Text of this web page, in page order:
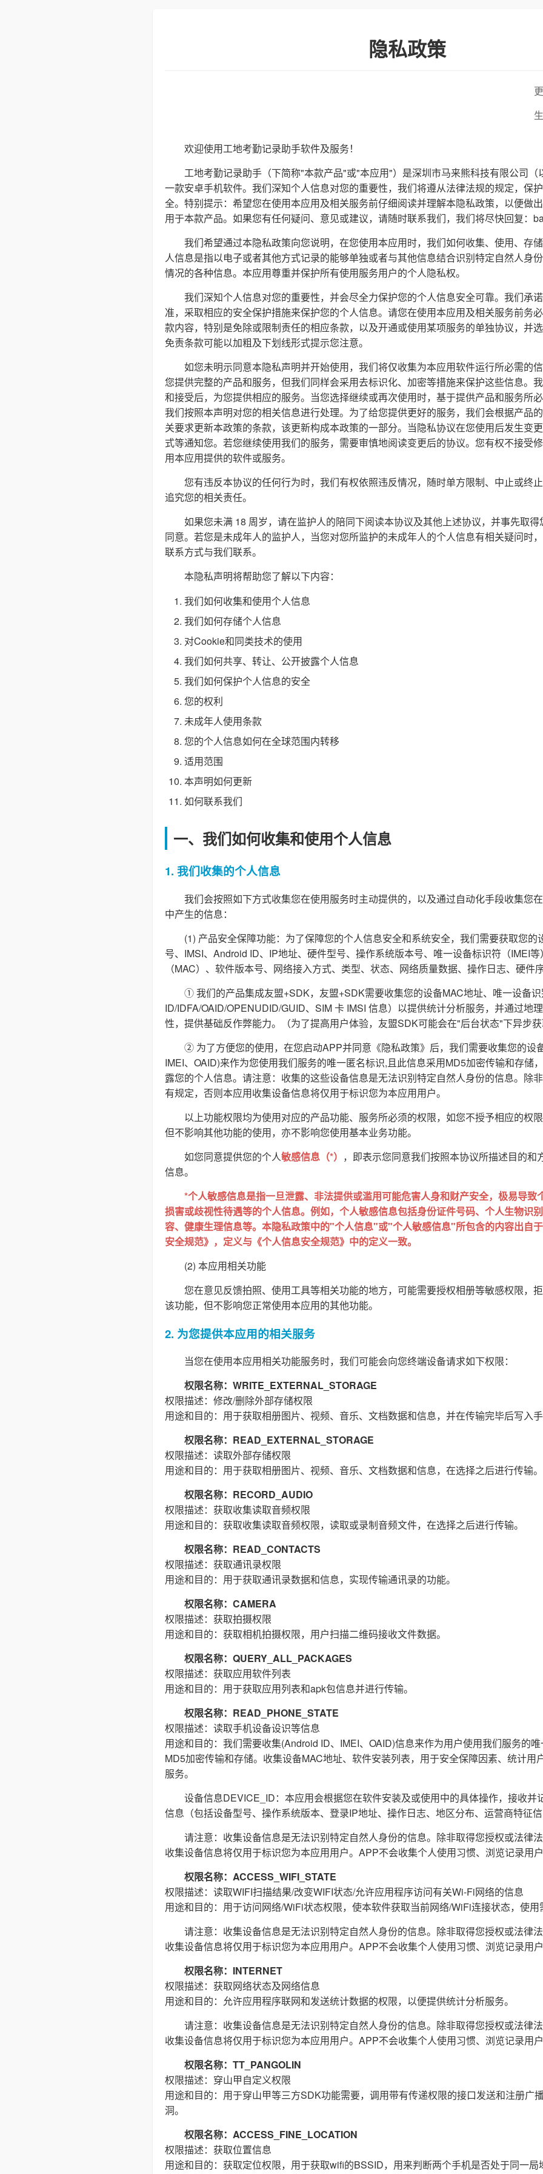
隐私政策
欢迎使用工地考勤记录助手软件及服务！
工地考勤记录助手（下简称"本款产品"或"本应用"）是深圳市马来熊科技有限公司
一款安卓手机软件。我们深知个人信息对您的重要性，我们将遵从法律法规的规定，保
全。特别提示：希望您在使用本应用及相关服务前仔细阅读并理解本隐私政策，以便做
用于本款产品。如果您有任何疑问、意见或建议，请随时联系我们，我们将尽快回复：
我们希望通过本隐私政策向您说明，在您使用本应用时，我们如何收集、使用、存
人信息是指以电子或者其他方式记录的能够单独或者与其他信息结合识别特定自然人身
情况的各种信息。本应用尊重并保护所有使用服务用户的个人隐私权。
我们深知个人信息对您的重要性，并会尽全力保护您的个人信息安全可靠。我们承
准，采取相应的安全保护措施来保护您的个人信息。请您在使用本应用及相关服务前务
款内容，特别是免除或限制责任的相应条款，以及开通或使用某项服务的单独协议，并
免责条款可能以加粗及下划线形式提示您注意。
如您未明示同意本隐私声明并开始使用，我们将仅收集为本应用软件运行所必需的
您提供完整的产品和服务，但我们同样会采用去标识化、加密等措施来保护这些信息。
和接受后，为您提供相应的服务。当您选择继续或再次使用时，基于提供产品和服务所
我们按照本声明对您的相关信息进行处理。为了给您提供更好的服务，我们会根据产品
关要求更新本政策的条款，该更新构成本政策的一部分。当隐私协议在您使用后发生变
式等通知您。若您继续使用我们的服务，需要审慎地阅读变更后的协议。您有权不接受
用本应用提供的软件或服务。
您有违反本协议的任何行为时，我们有权依照违反情况，随时单方限制、中止或终
追究您的相关责任。
如果您未满 18 周岁，请在监护人的陪同下阅读本协议及其他上述协议，并事先取
同意。若您是未成年人的监护人，当您对您所监护的未成年人的个人信息有相关疑问时
联系方式与我们联系。
本隐私声明将帮助您了解以下内容：
我们如何收集和使用个人信息
我们如何存储个人信息
对Cookie和同类技术的使用
我们如何共享、转让、公开披露个人信息
我们如何保护个人信息的安全
您的权利
未成年人使用条款
您的个人信息如何在全球范围内转移
适用范围
本声明如何更新
如何联系我们
一、我们如何收集和使用个人信息
1. 我们收集的个人信息
我们会按照如下方式收集您在使用服务时主动提供的，以及通过自动化手段收集您
中产生的信息：
(1) 产品安全保障功能：为了保障您的个人信息安全和系统安全，我们需要获取您的
号、IMSI、Android ID、IP地址、硬件型号、操作系统版本号、唯一设备标识符（IMEI
（MAC）、软件版本号、网络接入方式、类型、状态、网络质量数据、操作日志、硬件
① 我们的产品集成友盟+SDK，友盟+SDK需要收集您的设备MAC地址、唯一设备
ID/IDFA/OAID/OPENUDID/GUID、SIM 卡 IMSI 信息）以提供统计分析服务，并通过地
性，提供基础反作弊能力。（为了提高用户体验，友盟SDK可能会在"后台状态"下异步
② 为了方便您的使用，在您启动APP并同意《隐私政策》后，我们需要收集您的设
IMEI、OAID)来作为您使用我们服务的唯一匿名标识,且此信息采用MD5加密传输和存储
露您的个人信息。请注意：收集的这些设备信息是无法识别特定自然人身份的信息。除
有规定，否则本应用收集设备信息将仅用于标识您为本应用用户。
以上功能权限均为使用对应的产品功能、服务所必须的权限，如您不授予相应的权
但不影响其他功能的使用，亦不影响您使用基本业务功能。
如您同意提供您的个人敏感信息（*） ，即表示您同意我们按照本协议所描述目的和
信息。
*个人敏感信息是指一旦泄露、非法提供或滥用可能危害人身和财产安全，极易导致
损害或歧视性待遇等的个人信息。例如，个人敏感信息包括身份证件号码、个人生物识
容、健康生理信息等。本隐私政策中的"个人信息"或"个人敏感信息"所包含的内容出自
安全规范》，定义与《个人信息安全规范》中的定义一致。
(2) 本应用相关功能
您在意见反馈拍照、使用工具等相关功能的地方，可能需要授权相册等敏感权限，
该功能，但不影响您正常使用本应用的其他功能。
2. 为您提供本应用的相关服务
当您在使用本应用相关功能服务时，我们可能会向您终端设备请求如下权限：
权限名称：WRITE_EXTERNAL_STORAGE
权限描述：修改/删除外部存储权限
用途和目的：用于获取相册图片、视频、音乐、文档数据和信息，并在传输完毕后写入
权限名称：READ_EXTERNAL_STORAGE
权限描述：读取外部存储权限
用途和目的：用于获取相册图片、视频、音乐、文档数据和信息，在选择之后进行传输。
权限名称：RECORD_AUDIO
权限描述：获取收集读取音频权限
用途和目的：获取收集读取音频权限，读取或录制音频文件，在选择之后进行传输。
权限名称：READ_CONTACTS
权限描述：获取通讯录权限
用途和目的：用于获取通讯录数据和信息，实现传输通讯录的功能。
权限名称：CAMERA
权限描述：获取拍摄权限
用途和目的：获取相机拍摄权限，用户扫描二维码接收文件数据。
权限名称：QUERY_ALL_PACKAGES
权限描述：获取应用软件列表
用途和目的：用于获取应用列表和apk包信息并进行传输。
权限名称：READ_PHONE_STATE
权限描述：读取手机设备设识等信息
用途和目的：我们需要收集(Android ID、IMEI、OAID)信息来作为用户使用我们服务的
MD5加密传输和存储。收集设备MAC地址、软件安装列表，用于安全保障因素、统计用
服务。
设备信息DEVICE_ID：本应用会根据您在软件安装及或使用中的具体操作，接收并
信息（包括设备型号、操作系统版本、登录IP地址、操作日志、地区分布、运营商特征
请注意：收集设备信息是无法识别特定自然人身份的信息。除非取得您授权或法律
收集设备信息将仅用于标识您为本应用用户。APP不会收集个人使用习惯、浏览记录用
权限名称：ACCESS_WIFI_STATE
权限描述：读取WIFI扫描结果/改变WIFI状态/允许应用程序访问有关Wi-Fi网络的信息
用途和目的：用于访问网络/WiFi状态权限，使本软件获取当前网络/WiFi连接状态，使
请注意：收集设备信息是无法识别特定自然人身份的信息。除非取得您授权或法律
收集设备信息将仅用于标识您为本应用用户。APP不会收集个人使用习惯、浏览记录用
权限名称：INTERNET
权限描述：获取网络状态及网络信息
用途和目的：允许应用程序联网和发送统计数据的权限，以便提供统计分析服务。
请注意：收集设备信息是无法识别特定自然人身份的信息。除非取得您授权或法律
收集设备信息将仅用于标识您为本应用用户。APP不会收集个人使用习惯、浏览记录用
权限名称：TT_PANGOLIN
权限描述：穿山甲自定义权限
用途和目的：用于穿山甲等三方SDK功能需要，调用带有传递权限的接口发送和注册广
洞。
权限名称：ACCESS_FINE_LOCATION
权限描述：获取位置信息
用途和目的：获取定位权限，用于获取wifi的BSSID，用来判断两个手机是否处于同一